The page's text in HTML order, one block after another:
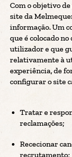
Com o objetivo
site da
informação. Um
que é colocado
utilizador e que
relativamente à
experiência, de
configurar o site
Tratar e
reclamações;
Rececionar
recrutamento;